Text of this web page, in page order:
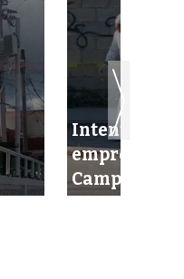
Intentan
empresario
Campeche